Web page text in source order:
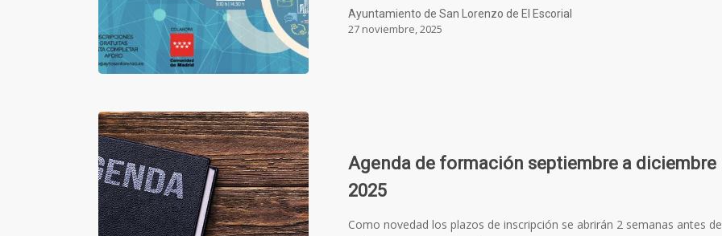
Ayuntamiento de San Lorenzo de El Escorial
27 noviembre, 2025
Agenda de formación septiembre a diciembre
2025
Como novedad los plazos de inscripción se abrirán 2 semanas antes de